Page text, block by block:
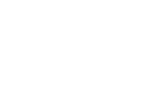
“Dan saya berharap monumen ini
simbolik, ikonik di Kota Makassar,
Kita akan saksikan di setiap
monumen-monumen seperti ini